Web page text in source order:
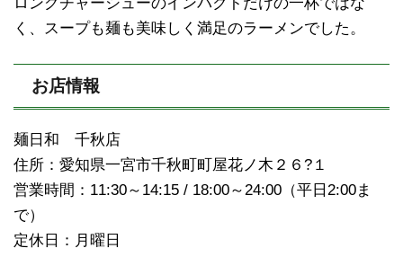
く、スープも麺も美味しく満足のラーメンでした。
お店情報
麺日和 千秋店
住所：愛知県一宮市千秋町町屋花ノ木２６?１
営業時間：11:30～14:15 / 18:00～24:00（平日2:00ま
で）
定休日：月曜日